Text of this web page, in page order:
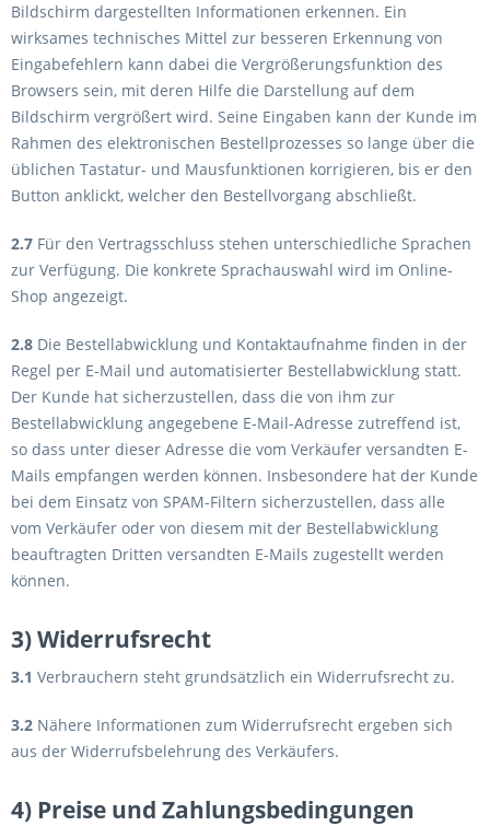
Bildschirm dargestellten Informationen erkennen. Ein
wirksames technisches Mittel zur besseren Erkennung von
Eingabefehlern kann dabei die Vergrößerungsfunktion des
Browsers sein, mit deren Hilfe die Darstellung auf dem
Bildschirm vergrößert wird. Seine Eingaben kann der Kunde im
Rahmen des elektronischen Bestellprozesses so lange über die
üblichen Tastatur- und Mausfunktionen korrigieren, bis er den
Button anklickt, welcher den Bestellvorgang abschließt.
2.7 Für den Vertragsschluss stehen unterschiedliche Sprachen
zur Verfügung. Die konkrete Sprachauswahl wird im Online-
Shop angezeigt.
2.8 Die Bestellabwicklung und Kontaktaufnahme finden in der
Regel per E-Mail und automatisierter Bestellabwicklung statt.
Der Kunde hat sicherzustellen, dass die von ihm zur
Bestellabwicklung angegebene E-Mail-Adresse zutreffend ist,
so dass unter dieser Adresse die vom Verkäufer versandten E-
Mails empfangen werden können. Insbesondere hat der Kunde
bei dem Einsatz von SPAM-Filtern sicherzustellen, dass alle
vom Verkäufer oder von diesem mit der Bestellabwicklung
beauftragten Dritten versandten E-Mails zugestellt werden
können.
3) Widerrufsrecht
3.1 Verbrauchern steht grundsätzlich ein Widerrufsrecht zu.
3.2 Nähere Informationen zum Widerrufsrecht ergeben sich
aus der Widerrufsbelehrung des Verkäufers.
4) Preise und Zahlungsbedingungen